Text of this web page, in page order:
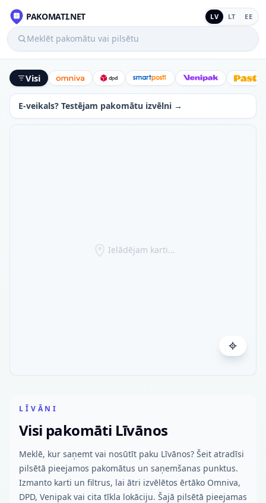
PAKOMATI.NET LV LT EE
Meklēt pakomātu vai pilsētu
Visi Omniva DPD SmartPostiVenipak
E-veikals? Testējam pakomātu izvēlni →
Ielādējam karti...
LĪVĀNI
Visi pakomāti Līvānos
Meklē, kur saņemt vai nosūtīt paku Līvānos? Šeit atradīsi
pilsētā pieejamos pakomātus un saņemšanas punktus.
Izmanto karti un filtrus, lai ātri izvēlētos ērtāko Omniva,
DPD, Venipak vai cita tīkla lokāciju. Šajā pilsētā pieejamas